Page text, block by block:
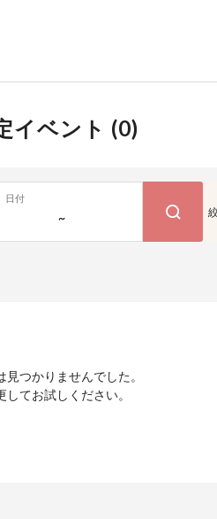
イベント (0)
日付
~
つかりませんでした。
てお試しください。